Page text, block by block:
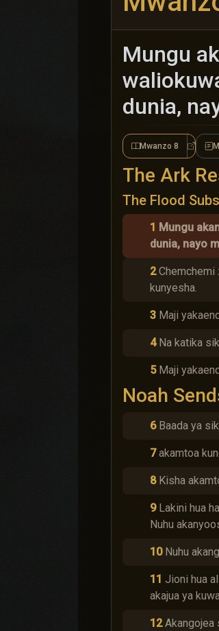
Mungu
dunia,
Mwanzo 8
The Ark
The Flood
1
Mungu
dunia, nayo
2 Chemchemi
kunyesha.
3 Maji
4 Na katika
5 Maji
Noah
6 Baada ya
7 akamtoa
8 Kisha
9 Lakini hua
Nuhu
10 Nuhu
11 Jioni hua
akajua ya
12 Akangojea